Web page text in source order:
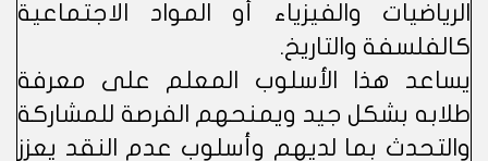
الرياضيات والفيزياء أو المواد الاجتماعية
كالفلسفة والتاريخ.
يساعد هذا الأسلوب المعلم على معرفة
طلابه بشكل جيد ويمنحهم الفرصة للمشاركة
والتحدث بما لديهم وأسلوب عدم النقد يعزز